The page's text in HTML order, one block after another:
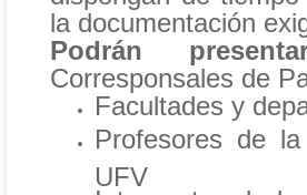
la documentación
Podrán
Corresponsales de
Facultades y
Profesores de
UFV